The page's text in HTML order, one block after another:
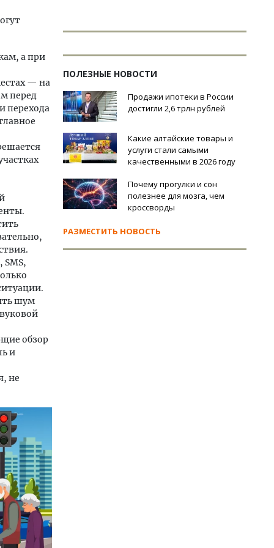
а при
— на
перед
перехода
шум
обзор
и
не
ПОЛЕЗНЫЕ НОВОСТИ
Продажи ипотеки в России
достигли 2,6 трлн рублей
Какие алтайские товары и
услуги стали самыми
качественными в 2026 году
Почему прогулки и сон
полезнее для мозга, чем
кроссворды
РАЗМЕСТИТЬ НОВОСТЬ